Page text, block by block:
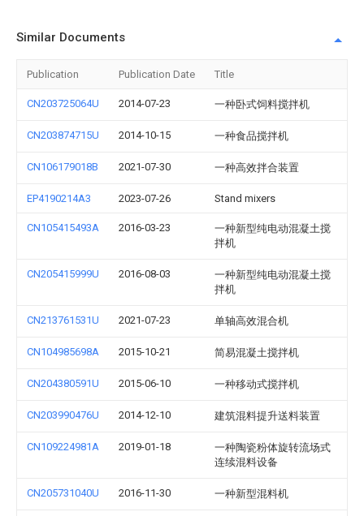
Similar Documents
Publication Publication Date Title
CN203725064U 2014-07-23 一种卧式饲料搅拌机
CN203874715U 2014-10-15 一种食品搅拌机
CN106179018B 2021-07-30 一种高效拌合装置
EP4190214A3 2023-07-26 Stand mixers
CN105415493A 2016-03-23
一种新型纯电动混凝土搅
拌机
CN205415999U 2016-08-03
一种新型纯电动混凝土搅
拌机
CN213761531U 2021-07-23 单轴高效混合机
CN104985698A 2015-10-21 简易混凝土搅拌机
CN204380591U 2015-06-10 一种移动式搅拌机
CN203990476U 2014-12-10 建筑混料提升送料装置
CN109224981A 2019-01-18
一种陶瓷粉体旋转流场式
连续混料设备
CN205731040U 2016-11-30 一种新型混料机